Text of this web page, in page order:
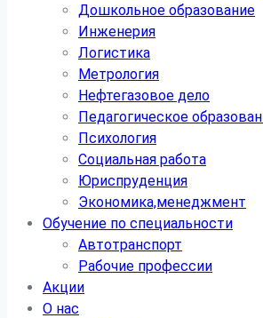
Дошкольное образование
Инженерия
Логистика
Метрология
Нефтегазовое дело
Педагогическое
Психология
Социальная работа
Юриспруденция
Экономика,менеджмент
Обучение по специальности
Автотранспорт
Рабочие профессии
Акции
О нас